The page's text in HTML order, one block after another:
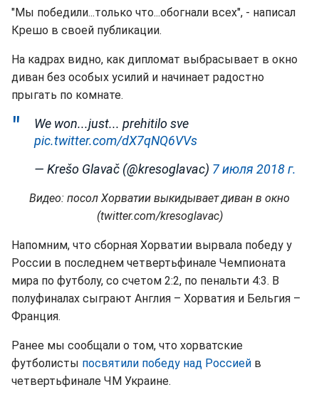
"Мы победили...только что...обогнали всех", - написал
Крешо в своей публикации.
На кадрах видно, как дипломат выбрасывает в окно
диван без особых усилий и начинает радостно
прыгать по комнате.
We won...just... prehitilo sve
pic.twitter.com/dX7qNQ6VVs
— Krešo Glavač (@kresoglavac) 7 июля 2018 г.
Видео: посол Хорватии выкидывает диван в окно
(twitter.com/kresoglavac)
Напомним, что сборная Хорватии вырвала победу у
России в последнем четвертьфинале Чемпионата
мира по футболу, со счетом 2:2, по пенальти 4:3. В
полуфиналах сыграют Англия – Хорватия и Бельгия –
Франция.
Ранее мы сообщали о том, что хорватские
футболисты посвятили победу над Россией в
четвертьфинале ЧМ Украине.